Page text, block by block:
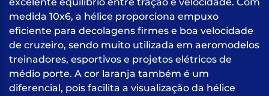
medida 10x6, a hélice proporciona empuxo
eficiente para decolagens firmes e boa velocidade
de cruzeiro, sendo muito utilizada em aeromodelos
treinadores, esportivos e projetos elétricos de
médio porte. A cor laranja também é um
diferencial, pois facilita a visualização da hélice